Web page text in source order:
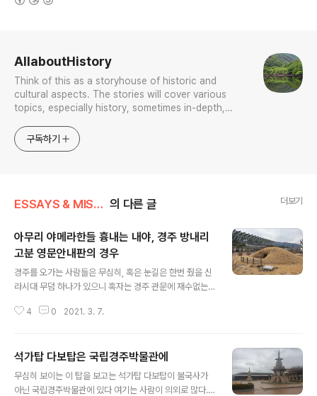
AllaboutHistory
Think of this as a storyhouse of historic and
cultural aspects. The stories will cover various
topics, especially history, sometimes in-depth,
approach will be to resist any common sense or
generalized viewpoint
구독하기
ESSAYS & MISCELLANIES 의 다른 글 더보기
아무리 야메라한들 흉내는 내야, 경주 방내리
고분 영문안내판의 경우
경주를 오가는 사람들은 무심히, 혹은 눈길은 한번 줬을 신
라시대 무덤 하나가 있으니 혹자는 경주 관문에 재수없는
문제는 일단 논외로 치고 현장 안내판이 소개하는 내력을
e-ri, Gyeongju 삼국시대 (신라, 7세기경) 경주 방내리
고분군은 단석산 동쪽 끝자락인 경주시 건천읍 방내리 산2
0-2번지 일원의 구릉에 위치한 삼국시대 고분유적이다.
4 0 2021. 3. 7.
석가탑 다보탑은 국립경주박물관에
무심히 보이는 이 탑을 보고는 석가탑 다보탑이 불국사가
아닌 국립경주박물관에 있다 여기는 사람이 의외로 많다.